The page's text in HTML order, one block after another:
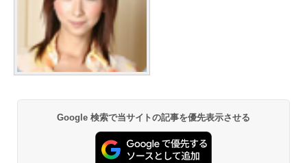
Google 検索で当サイトの記事を優先表示させる